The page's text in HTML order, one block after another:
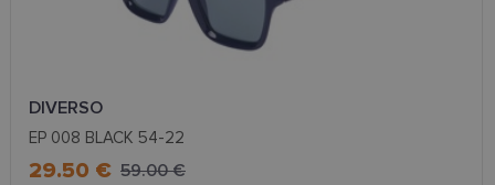
DIVERSO
EP 008 BLACK 54-22
29.50 € 59.00 €